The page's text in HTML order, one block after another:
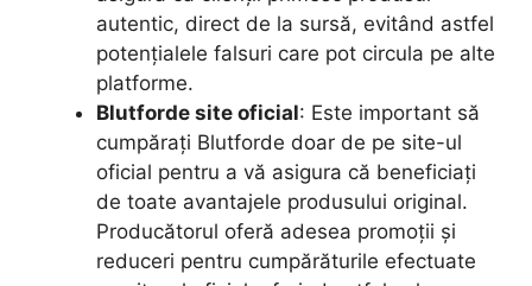
autentic, direct de la sursă, evitând astfel
potențialele falsuri care pot circula pe alte
platforme.
Blutforde site oficial: Este important să
cumpărați Blutforde doar de pe site-ul
oficial pentru a vă asigura că beneficiați
de toate avantajele produsului original.
Producătorul oferă adesea promoții și
reduceri pentru cumpărăturile efectuate